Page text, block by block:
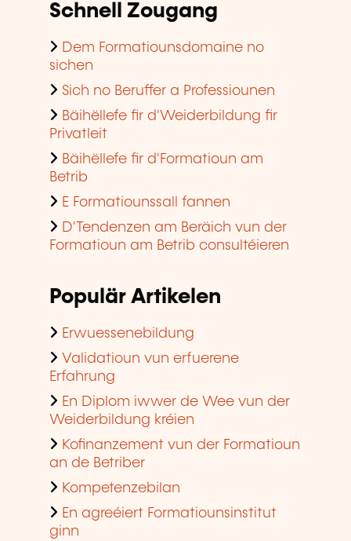
Schnell Zougang
Dem Formatiounsdomaine no
sichen
Sich no Beruffer a Professiounen
Bäihëllefe fir d'Weiderbildung fir
Privatleit
Bäihëllefe fir d'Formatioun am
Betrib
E Formatiounssall fannen
D'Tendenzen am Beräich vun der
Formatioun am Betrib consultéieren
Populär Artikelen
Erwuessenebildung
Validatioun vun erfuerene
Erfahrung
En Diplom iwwer de Wee vun der
Weiderbildung kréien
Kofinanzement vun der Formatioun
an de Betriber
Kompetenzebilan
En agreéiert Formatiounsinstitut
ginn